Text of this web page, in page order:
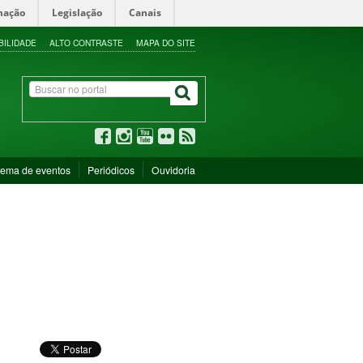
Legislação Canais
ALTO CONTRASTE MAPA DO SITE
de eventos Periódicos Ouvidoria